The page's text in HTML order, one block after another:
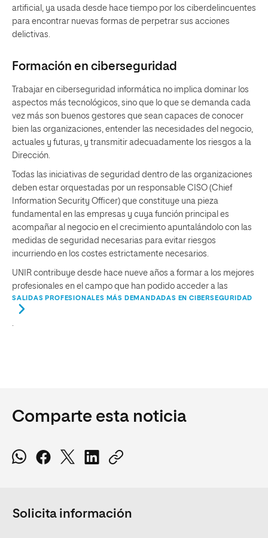
artificial, ya usada desde hace tiempo por los ciberdelincuentes
para encontrar nuevas formas de perpetrar sus acciones
delictivas.
Formación en ciberseguridad
Trabajar en ciberseguridad informática no implica dominar los
aspectos más tecnológicos, sino que lo que se demanda cada
vez más son buenos gestores que sean capaces de conocer
bien las organizaciones, entender las necesidades del negocio,
actuales y futuras, y transmitir adecuadamente los riesgos a la
Dirección.
Todas las iniciativas de seguridad dentro de las organizaciones
deben estar orquestadas por un responsable CISO (Chief
Information Security Officer) que constituye una pieza
fundamental en las empresas y cuya función principal es
acompañar al negocio en el crecimiento apuntalándolo con las
medidas de seguridad necesarias para evitar riesgos
incurriendo en los costes estrictamente necesarios.
UNIR contribuye desde hace nueve años a formar a los mejores
profesionales en el campo que han podido acceder a las
SALIDAS PROFESIONALES MÁS DEMANDADAS EN CIBERSEGURIDAD
Comparte esta noticia
Solicita información